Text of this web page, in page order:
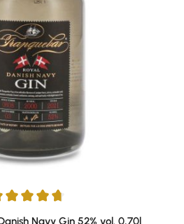
von 4.8 von 5 Sternen
Navy Gin 52% vol. 0,70l